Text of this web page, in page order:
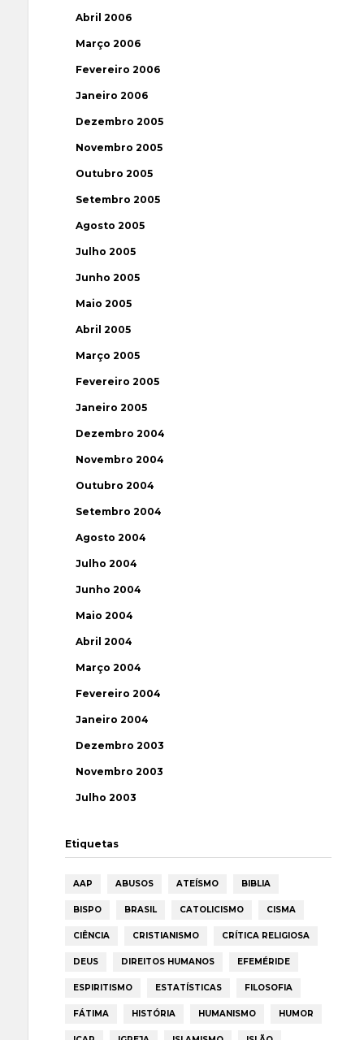
Abril 2006
Março 2006
Fevereiro 2006
Janeiro 2006
Dezembro 2005
Novembro 2005
Outubro 2005
Setembro 2005
Agosto 2005
Julho 2005
Junho 2005
Maio 2005
Abril 2005
Março 2005
Fevereiro 2005
Janeiro 2005
Dezembro 2004
Novembro 2004
Outubro 2004
Setembro 2004
Agosto 2004
Julho 2004
Junho 2004
Maio 2004
Abril 2004
Março 2004
Fevereiro 2004
Janeiro 2004
Dezembro 2003
Novembro 2003
Julho 2003
Etiquetas
AAP ABUSOS ATEÍSMO BIBLIA
BISPO BRASIL CATOLICISMO CISMA
CIÊNCIA CRISTIANISMO CRÍTICA RELIGIOSA
DEUS DIREITOS HUMANOS EFEMÉRIDE
ESPIRITISMO ESTATÍSTICAS FILOSOFIA
FÁTIMA HISTÓRIA HUMANISMO HUMOR